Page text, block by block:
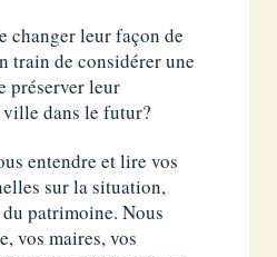
changer leur façon de
train de considérer une
préserver leur
dans le futur?
entendre et lire vos
sur la situation,
patrimoine. Nous
vos maires, vos